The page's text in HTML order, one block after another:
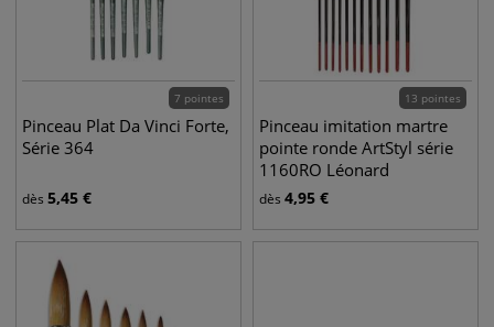
7 pointes
Pinceau Plat Da Vinci Forte,
Série 364
dès 5,45 €
13 pointes
Pinceau imitation martre
pointe ronde ArtStyl série
1160RO Léonard
dès 4,95 €